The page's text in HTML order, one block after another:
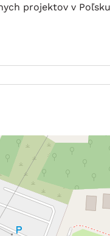
projektov v